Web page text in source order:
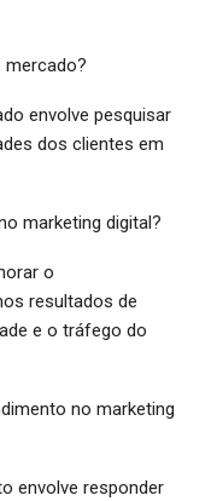
mercado?
envolve pesquisar
dos clientes em
marketing digital?
o
resultados de
e o tráfego do
no marketing
envolve responder